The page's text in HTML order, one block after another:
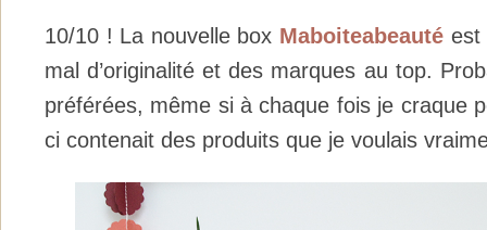
10/10 ! La nouvelle box Maboiteabeauté est
mal d’originalité et des marques au top.
préférées, même si à chaque fois je craque
ci contenait des produits que je voulais